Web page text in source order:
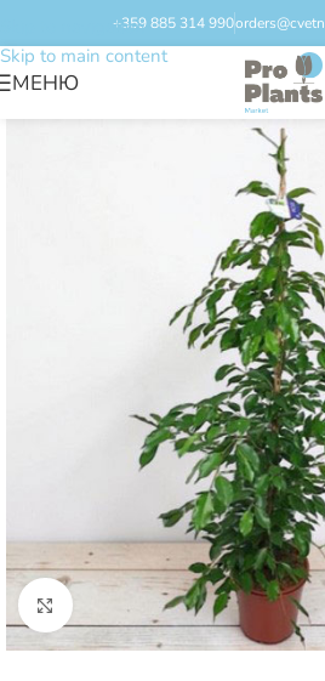
Skip to navigation
Skip to main content
+359 885 314 990
МЕНЮ
Кликнете за уголемяване